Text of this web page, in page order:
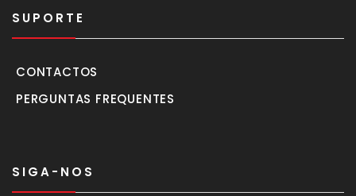
SUPORTE
CONTACTOS
PERGUNTAS FREQUENTES
SIGA-NOS